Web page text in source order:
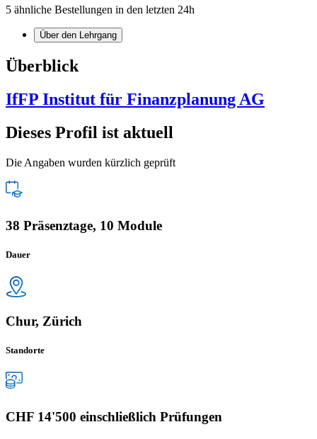
5 ähnliche Bestellungen in den letzten 24h
Über den Lehrgang
Überblick
IfFP Institut für Finanzplanung AG
Dieses Profil ist aktuell
Die Angaben wurden kürzlich geprüft
38 Präsenztage, 10 Module
Dauer
Chur, Zürich
Standorte
CHF 14'500 einschließlich Prüfungen